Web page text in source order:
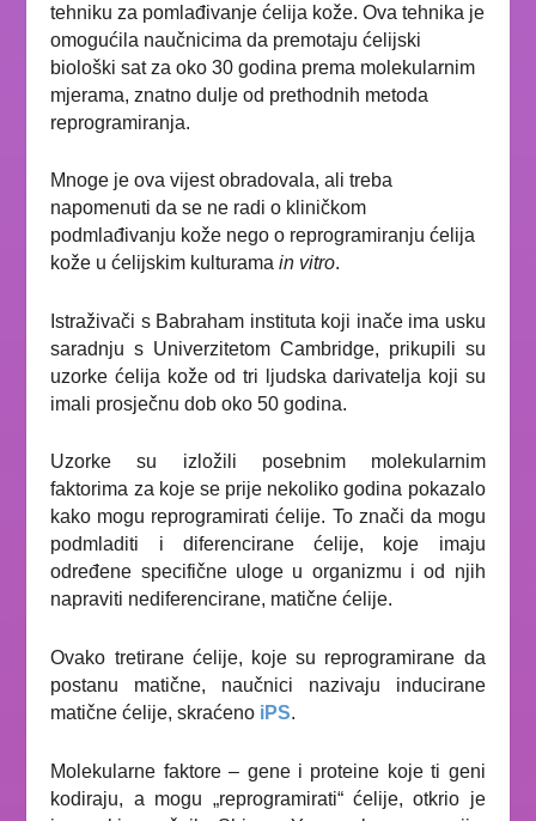
tehniku za pomlađivanje ćelija kože. Ova tehnika je
omogućila naučnicima da premotaju ćelijski
biološki sat za oko 30 godina prema molekularnim
mjerama, znatno dulje od prethodnih metoda
reprogramiranja.
Mnoge je ova vijest obradovala, ali treba
napomenuti da se ne radi o kliničkom
podmlađivanju kože nego o reprogramiranju ćelija
kože u ćelijskim kulturamain vitro.
Istraživači s Babraham instituta koji inače ima usku
saradnju s Univerzitetom Cambridge, prikupili su
uzorke ćelija kože od tri ljudska darivatelja koji su
imali prosječnu dob oko 50 godina.
Uzorke su izložili posebnim molekularnim
faktorima za koje se prije nekoliko godina pokazalo
kako mogu reprogramirati ćelije. To znači da mogu
podmladiti i diferencirane ćelije, koje imaju
određene specifične uloge u organizmu i od njih
napraviti nediferencirane, matične ćelije.
Ovako tretirane ćelije, koje su reprogramirane da
postanu matične, naučnici nazivaju inducirane
matične ćelije, skraćeno iPS.
Molekularne faktore – gene i proteine koje ti geni
kodiraju, a mogu „reprogramirati“ ćelije, otkrio je